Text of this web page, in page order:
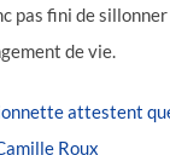
pas fini de
de vie.